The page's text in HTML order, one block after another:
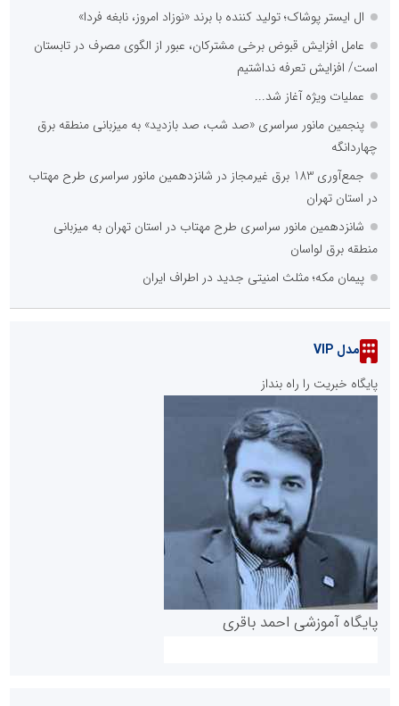
ال ایستر پوشاک؛ تولید کننده با برند «نوزاد امروز، نابغه فردا»
عامل افزایش قبوض برخی مشترکان، عبور از الگوی مصرف در تابستان
است/ افزایش تعرفه نداشتیم
عملیات ویژه آغاز شد...
پنجمین مانور سراسری «صد شب، صد بازدید» به میزبانی منطقه برق
چهاردانگه
جمع‌آوری 183 برق غیرمجاز در شانزدهمین مانور سراسری طرح مهتاب
در استان تهران
شانزدهمین مانور سراسری طرح مهتاب در استان تهران به میزبانی
منطقه برق لواسان
پیمان مکه؛ مثلث امنیتی جدید در اطراف ایران
مدل VIP
پایگاه خبریت را راه بنداز
پایگاه آموزشی احمد باقری